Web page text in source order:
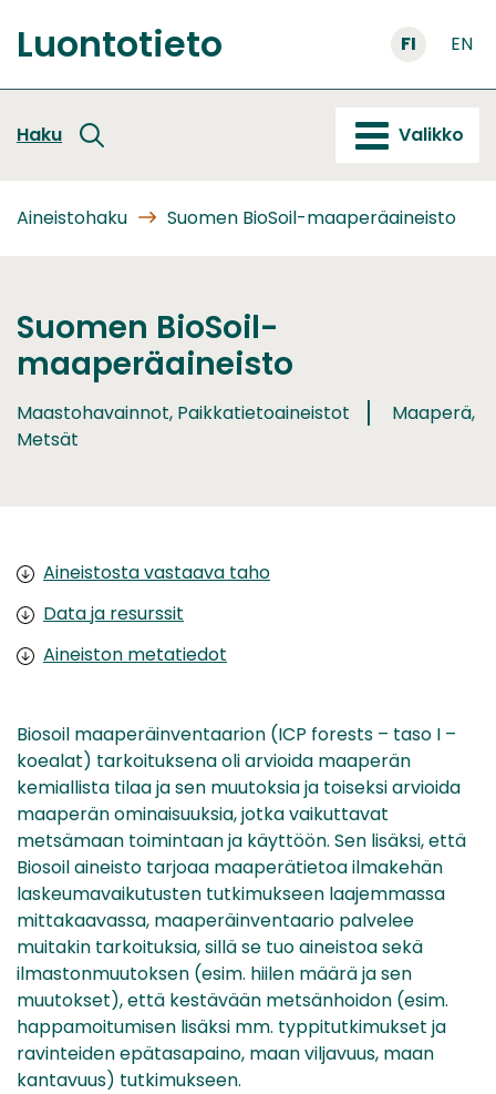
sisältöön
Etusivu
Luontotieto FI EN
Haku Valikko
Aineistohaku Suomen BioSoil-maaperäaineisto
Suomen BioSoil-
maaperäaineisto
Maastohavainnot, Paikkatietoaineistot
Maaperä,
Metsät
Aineistosta vastaava taho
Data ja resurssit
Aineiston metatiedot
Biosoil maaperäinventaarion (ICP forests – taso I –
koealat) tarkoituksena oli arvioida maaperän
kemiallista tilaa ja sen muutoksia ja toiseksi arvioida
maaperän ominaisuuksia, jotka vaikuttavat
metsämaan toimintaan ja käyttöön. Sen lisäksi, että
Biosoil aineisto tarjoaa maaperätietoa ilmakehän
laskeumavaikutusten tutkimukseen laajemmassa
mittakaavassa, maaperäinventaario palvelee
muitakin tarkoituksia, sillä se tuo aineistoa sekä
ilmastonmuutoksen (esim. hiilen määrä ja sen
muutokset), että kestävään metsänhoidon (esim.
happamoitumisen lisäksi mm. typpitutkimukset ja
ravinteiden epätasapaino, maan viljavuus, maan
kantavuus) tutkimukseen.